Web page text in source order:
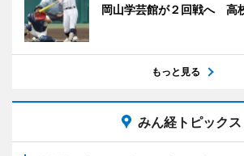
岡山学芸館が２回戦へ 高
もっと見る
みん経トピックス